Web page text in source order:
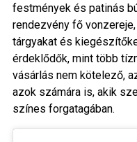
festmények és patinás
rendezvény fő
tárgyakat és
érdeklődők, mint több
vásárlás nem kötelező,
azok számára is, akik
színes forgatagában.